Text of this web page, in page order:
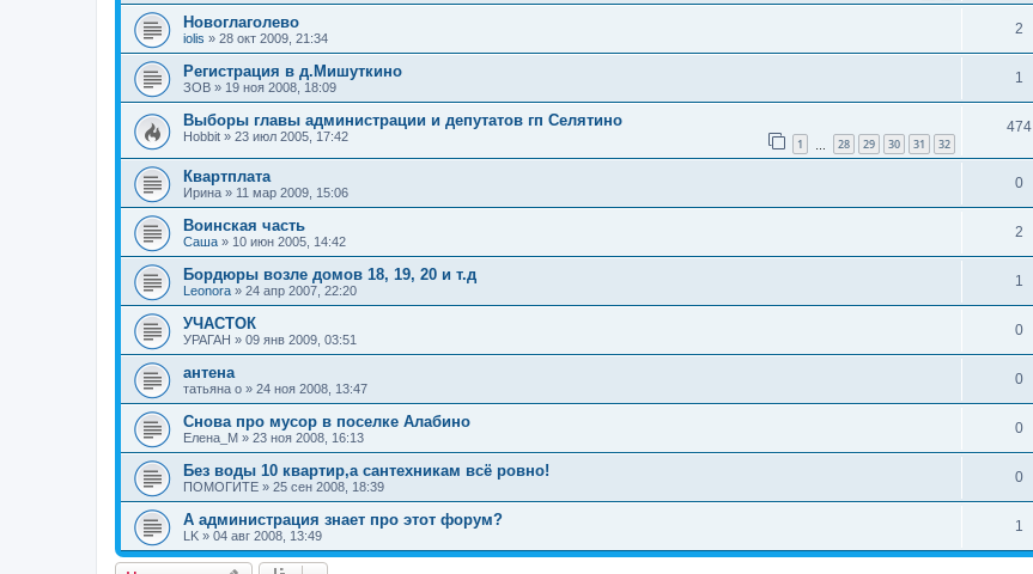
Новоглаголево
iolis » 28 окт 2009, 21:34
2
Регистрация в д.Мишуткино
ЗОВ » 19 ноя 2008, 18:09
1
Выборы главы администрации и депутатов гп Селятино
Hobbit » 23 июл 2005, 17:42 1 28 29 30 31 32
474
Квартплата
Ирина » 11 мар 2009, 15:06
0
Воинская часть
Саша » 10 июн 2005, 14:42
2
Бордюры возле домов 18, 19, 20 и т.д
Leonora » 24 апр 2007, 22:20
1
УЧАСТОК
УРАГАН » 09 янв 2009, 03:51
0
антена
татьяна о » 24 ноя 2008, 13:47
0
Снова про мусор в поселке Алабино
Елена_М » 23 ноя 2008, 16:13
0
Без воды 10 квартир,а сантехникам всё ровно!
ПОМОГИТЕ » 25 сен 2008, 18:39
0
А администрация знает про этот форум?
LK » 04 авг 2008, 13:49
1